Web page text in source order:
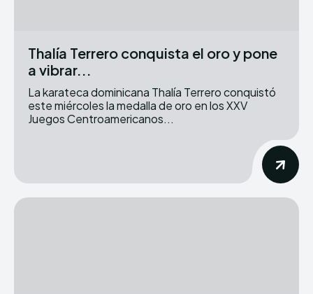
Thalía Terrero conquista el oro y pone
a vibrar...
La karateca dominicana Thalía Terrero conquistó
este miércoles la medalla de oro en los XXV
Juegos Centroamericanos...